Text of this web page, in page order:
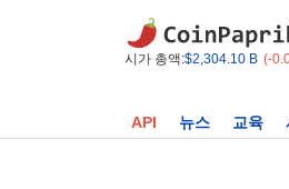
시가 총액:$2,304.10 B (-
API 뉴스 교육